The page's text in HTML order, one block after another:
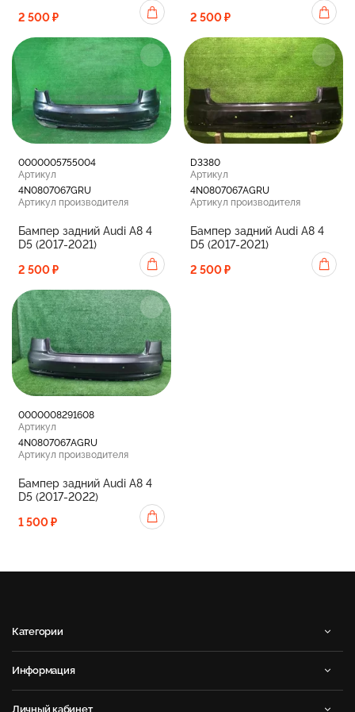
2 500 ₽
2 500 ₽
0000005755004
Артикул
4N0807067GRU
Артикул производителя
Бампер задний Audi A8 4
D5 (2017-2021)
2 500 ₽
D3380
Артикул
4N0807067AGRU
Артикул производителя
Бампер задний Audi A8 4
D5 (2017-2021)
2 500 ₽
0000008291608
Артикул
4N0807067AGRU
Артикул производителя
Бампер задний Audi A8 4
D5 (2017-2022)
1 500 ₽
Категории
Информация
Личный кабинет